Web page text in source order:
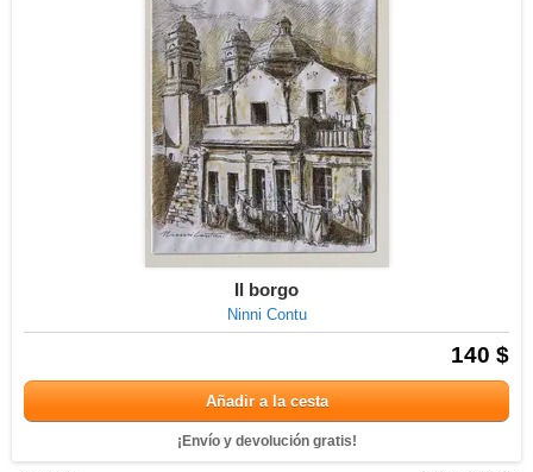
Il borgo
Ninni Contu
140 $
Añadir a la cesta
¡Envío y devolución gratis!